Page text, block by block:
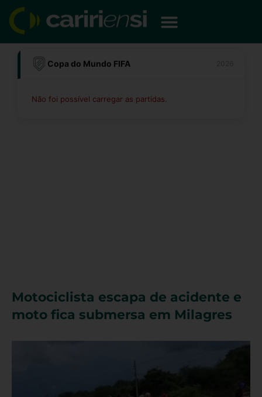
para
conteúdo
Copa do Mundo FIFA
Não foi possível carregar as partidas.
Motociclista escapa de acidente e
moto fica submersa em Milagres